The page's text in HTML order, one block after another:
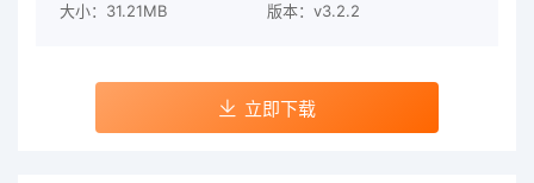
大小：31.21MB 版本：v3.2.2
立即下载